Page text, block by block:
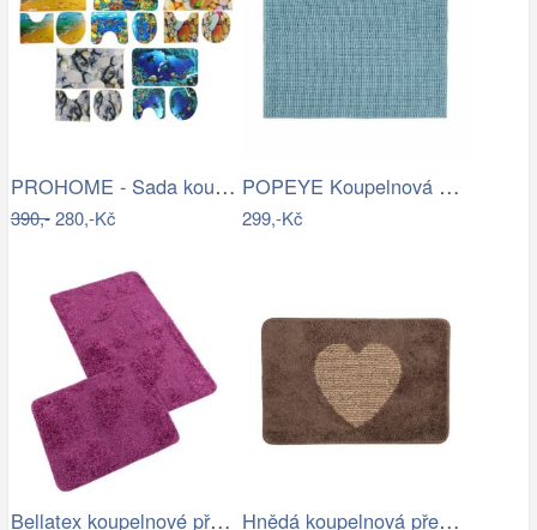
PROHOME - Sada koupelnová 3ks různé…
390,-280,-Kč
POPEYE Koupelnová předložka 80 x 60 cm …
299,-Kč
Bellatex koupelnové předložky… Hnědá koupelnová předložka se srdíčkem …